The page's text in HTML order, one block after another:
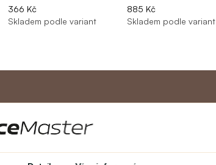
366 Kč
Skladem podle variant
885 Kč
Skladem podle variant
Můj účet
Můj účet
Divadlo